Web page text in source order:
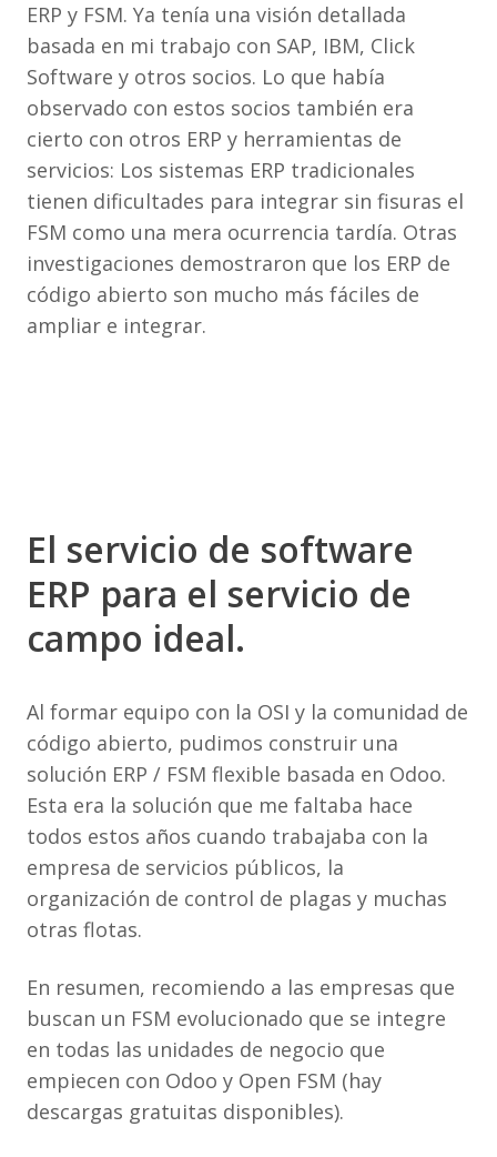
ERP y FSM. Ya tenía una visión detallada
basada en mi trabajo con SAP, IBM, Click
Software y otros socios. Lo que había
observado con estos socios también era
cierto con otros ERP y herramientas de
servicios: Los sistemas ERP tradicionales
tienen dificultades para integrar sin fisuras el
FSM como una mera ocurrencia tardía. Otras
investigaciones demostraron que los ERP de
código abierto son mucho más fáciles de
ampliar e integrar.
El servicio de software
ERP para el servicio de
campo ideal.
Al formar equipo con la OSI y la comunidad de
código abierto, pudimos construir una
solución ERP / FSM flexible basada en Odoo.
Esta era la solución que me faltaba hace
todos estos años cuando trabajaba con la
empresa de servicios públicos, la
organización de control de plagas y muchas
otras flotas.
En resumen, recomiendo a las empresas que
buscan un FSM evolucionado que se integre
en todas las unidades de negocio que
empiecen con Odoo y Open FSM (hay
descargas gratuitas disponibles).